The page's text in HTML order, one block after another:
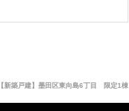
【新築戸建】墨田区東向島6丁目 限定1棟